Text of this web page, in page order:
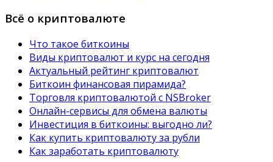
Всё о криптовалюте
Что такое биткоины
Виды криптовалют и курс на сегодня
Актуальный рейтинг криптовалют
Биткоин финансовая пирамида?
Торговля криптовалютой с NSBroker
Онлайн-сервисы для обмена валюты
Инвестиция в биткоины: выгодно ли?
Как купить криптовалюту за рубли
Как заработать криптовалюту